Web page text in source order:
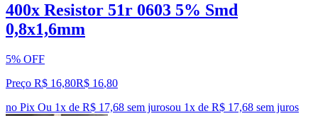
400x Resistor 51r 0603 5% Smd
0,8x1,6mm
5% OFF
Preço R$ 16,80R$ 16,80
no Pix Ou 1x de R$ 17,68 sem jurosou 1x de R$ 17,68 sem juros